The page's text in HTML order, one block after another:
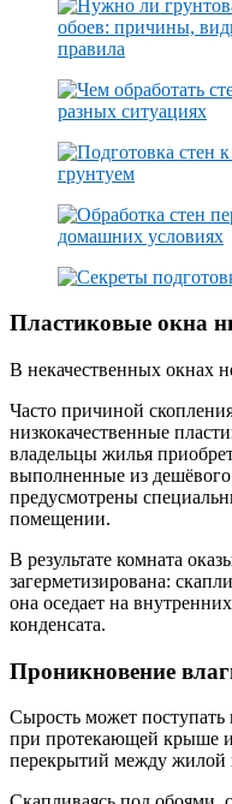
Пластиковые окна
В некачественных окнах
Часто причиной
низкокачественные
владельцы жилья
выполненные из
предусмотрены
помещении.
В результате комната
загерметизирована:
она оседает на
конденсата.
Проникновение
Сырость может
при протекающей крыше
перекрытий между жилой